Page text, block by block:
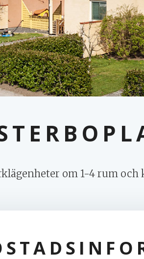
om 1-4 rum och